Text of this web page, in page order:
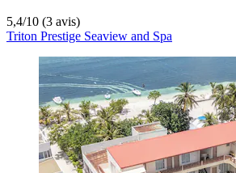
5,4/10 (3 avis)
Triton Prestige Seaview and Spa